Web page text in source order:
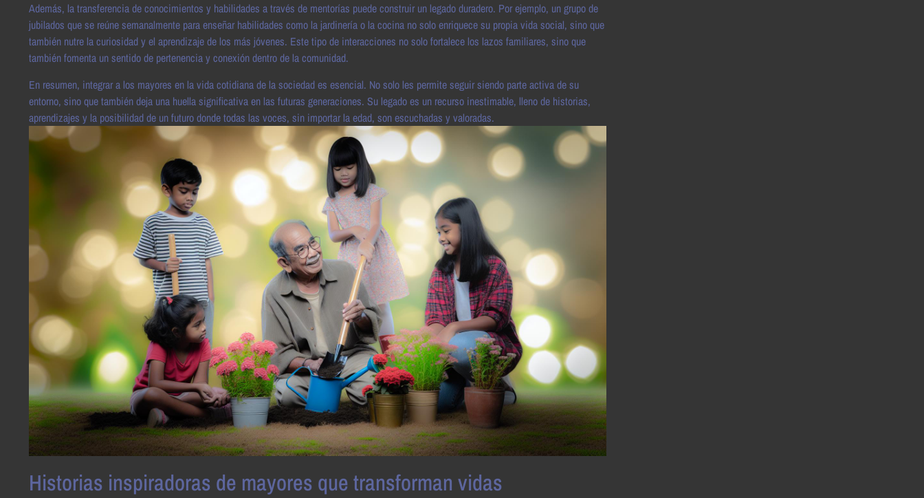
Además, la transferencia de conocimientos y habilidades a través de mentorías puede construir un legado duradero. Por ejemplo, un grupo de
jubilados que se reúne semanalmente para enseñar habilidades como la jardinería o la cocina no solo enriquece su propia vida social, sino que
también nutre la curiosidad y el aprendizaje de los más jóvenes. Este tipo de interacciones no solo fortalece los lazos familiares, sino que
también fomenta un sentido de pertenencia y conexión dentro de la comunidad.
En resumen, integrar a los mayores en la vida cotidiana de la sociedad es esencial. No solo les permite seguir siendo parte activa de su
entorno, sino que también deja una huella significativa en las futuras generaciones. Su legado es un recurso inestimable, lleno de historias,
aprendizajes y la posibilidad de un futuro donde todas las voces, sin importar la edad, son escuchadas y valoradas.
Historias inspiradoras de mayores que transforman vidas